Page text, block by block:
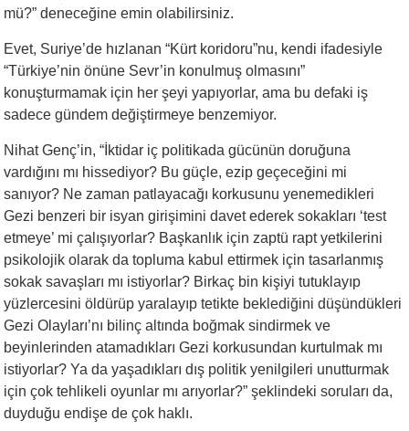
mü?” deneceğine emin olabilirsiniz.
Evet, Suriye’de hızlanan “Kürt koridoru”nu, kendi ifadesiyle
“Türkiye’nin önüne Sevr’in konulmuş olmasını”
konuşturmamak için her şeyi yapıyorlar, ama bu defaki iş
sadece gündem değiştirmeye benzemiyor.
Nihat Genç’in, “İktidar iç politikada gücünün doruğuna
vardığını mı hissediyor? Bu güçle, ezip geçeceğini mi
sanıyor? Ne zaman patlayacağı korkusunu yenemedikleri
Gezi benzeri bir isyan girişimini davet ederek sokakları ‘test
etmeye’ mi çalışıyorlar? Başkanlık için zaptü rapt yetkilerini
psikolojik olarak da topluma kabul ettirmek için tasarlanmış
sokak savaşları mı istiyorlar? Birkaç bin kişiyi tutuklayıp
yüzlercesini öldürüp yaralayıp tetikte beklediğini düşündükleri
Gezi Olayları’nı bilinç altında boğmak sindirmek ve
beyinlerinden atamadıkları Gezi korkusundan kurtulmak mı
istiyorlar? Ya da yaşadıkları dış politik yenilgileri unutturmak
için çok tehlikeli oyunlar mı arıyorlar?” şeklindeki soruları da,
duyduğu endişe de çok haklı.